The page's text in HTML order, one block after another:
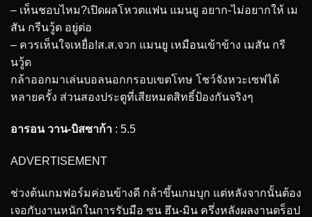
– เห็นชอบไหม?เปิดผลโหวตแฟน แมนยู อยาก-ไม่อยากให้ เม
สัน กรีนวู้ด อยู่ต่อ
– ควรเห็นใจเหยื่อ!ส.ส.จวก แมนยู เหมือนเข้าข้าง เมสัน กรี
นวู้ด
กล้าออกมาเล่นบอลนอกกรอบเขตโทษ โชว์จังหวะเซฟได้
หลายครั้ง ส่วนสองประตูที่เสียหมดสิทธิ์ป้องกันจริงๆ
อารอน วาน-บิสซาก้า : 5.5
ADVERTISEMENT
ช่วงต้นเกมฟอร์มค่อนข้างดี กล้าขึ้นเกมบุก แต่หลังจากนั้นต้อง
เจอกับงานหนักในการรับมือ ซน ฮึน-มิน ครึ่งหลังผลงานดร็อป